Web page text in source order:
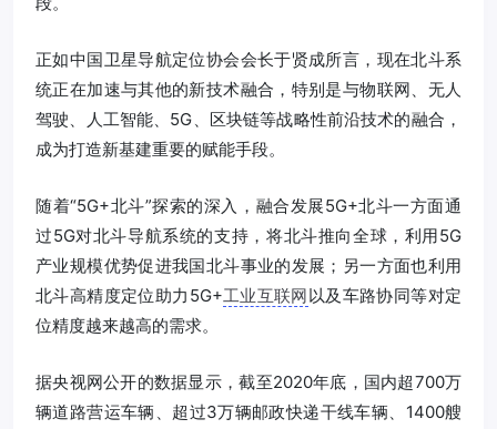
正如中国卫星导航定位协会会长于贤成所言，现在北斗系
统正在加速与其他的新技术融合，特别是与物联网、无人
驾驶、人工智能、5G、区块链等战略性前沿技术的融合，
成为打造新基建重要的赋能手段。
随着“5G+北斗”探索的深入，融合发展5G+北斗一方面通
过5G对北斗导航系统的支持，将北斗推向全球，利用5G
产业规模优势促进我国北斗事业的发展；另一方面也利用
北斗高精度定位助力5G+工业互联网以及车路协同等对定
位精度越来越高的需求。
据央视网公开的数据显示，截至2020年底，国内超700万
辆道路营运车辆、超过3万辆邮政快递干线车辆、1400艘